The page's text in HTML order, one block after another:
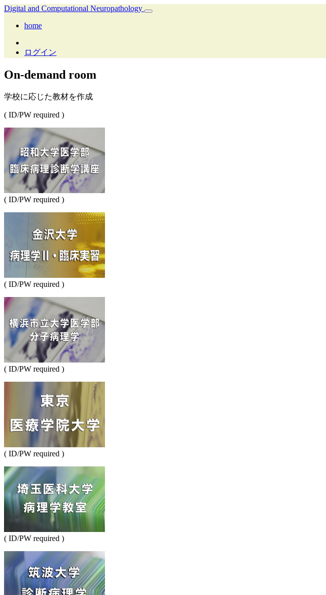
Digital and Computational Neuropathology
home
ログイン
On-demand room
学校に応じた教材を作成
( ID/PW required )
( ID/PW required )
( ID/PW required )
( ID/PW required )
( ID/PW required )
( ID/PW required )